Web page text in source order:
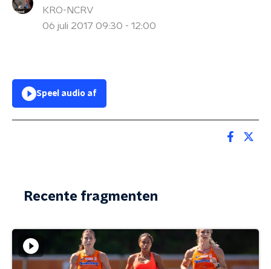
KRO-NCRV
06 juli 2017 09:30 - 12:00
Speel audio af
Recente fragmenten